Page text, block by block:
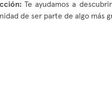
Te ayudamos a
de ser parte de algo más